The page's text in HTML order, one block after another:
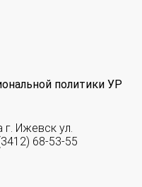
политики УР
Ижевск ул.
68-53-55